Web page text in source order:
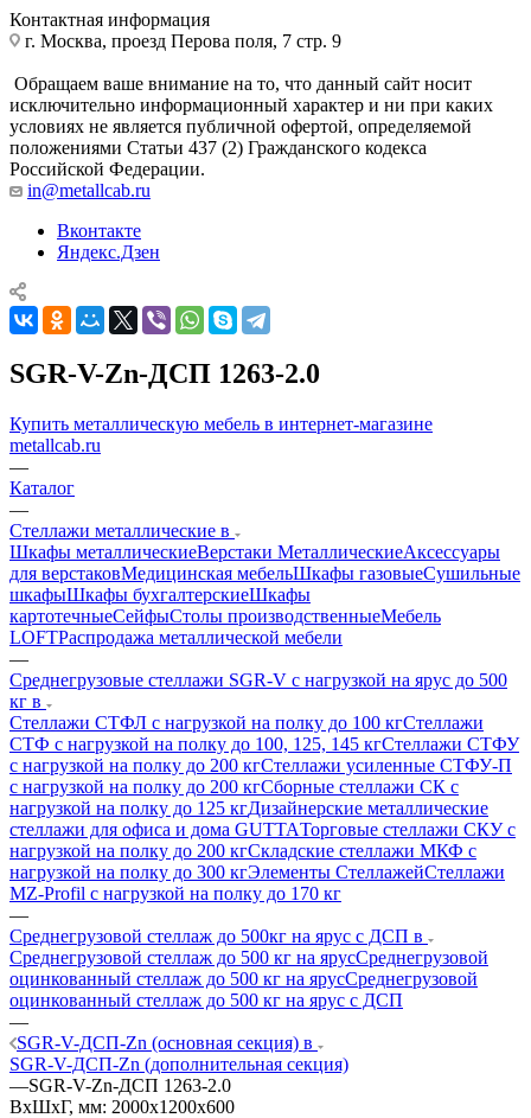
Контактная информация
г. Москва, проезд Перова поля, 7 стр. 9
Обращаем ваше внимание на то, что данный сайт носит
исключительно информационный характер и ни при каких
условиях не является публичной офертой, определяемой
положениями Статьи 437 (2) Гражданского кодекса
Российской Федерации.
in@metallcab.ru
Вконтакте
Яндекс.Дзен
SGR-V-Zn-ДСП 1263-2.0
Купить металлическую мебель в интернет-магазине
metallcab.ru
—
Каталог
—
Стеллажи металлические в
Шкафы металлическиеВерстаки МеталлическиеАксессуары
для верстаковМедицинская мебельШкафы газовыеСушильные
шкафыШкафы бухгалтерскиеШкафы
картотечныеСейфыСтолы производственныеМебель
LOFTРаспродажа металлической мебели
—
Среднегрузовые стеллажи SGR-V с нагрузкой на ярус до 500
кг в
Стеллажи СТФЛ с нагрузкой на полку до 100 кгСтеллажи
СТФ с нагрузкой на полку до 100, 125, 145 кгСтеллажи СТФУ
с нагрузкой на полку до 200 кгСтеллажи усиленные СТФУ-П
с нагрузкой на полку до 200 кгСборные стеллажи СК с
нагрузкой на полку до 125 кгДизайнерские металлические
стеллажи для офиса и дома GUTTAТорговые стеллажи СКУ с
нагрузкой на полку до 200 кгСкладские стеллажи МКФ с
нагрузкой на полку до 300 кгЭлементы СтеллажейСтеллажи
MZ-Profil с нагрузкой на полку до 170 кг
—
Среднегрузовой стеллаж до 500кг на ярус с ДСП в
Среднегрузовой стеллаж до 500 кг на ярусСреднегрузовой
оцинкованный стеллаж до 500 кг на ярусСреднегрузовой
оцинкованный стеллаж до 500 кг на ярус с ДСП
—
SGR-V-ДСП-Zn (основная секция) в
SGR-V-ДСП-Zn (дополнительная секция)
—SGR-V-Zn-ДСП 1263-2.0
ВхШхГ, мм: 2000x1200x600